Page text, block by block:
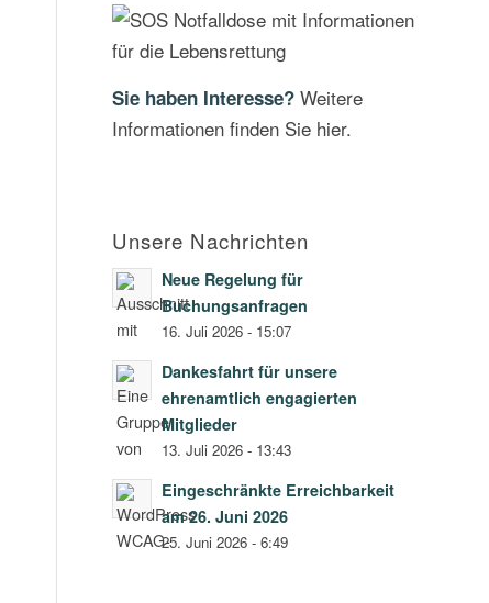
Sie haben Interesse? Weitere
Informationen finden Sie hier.
Unsere Nachrichten
Neue Regelung für
Buchungsanfragen
16. Juli 2026 - 15:07
Dankesfahrt für unsere
ehrenamtlich engagierten
Mitglieder
13. Juli 2026 - 13:43
Eingeschränkte Erreichbarkeit
am 26. Juni 2026
25. Juni 2026 - 6:49